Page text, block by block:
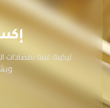
تركيبة غنية بمضادات